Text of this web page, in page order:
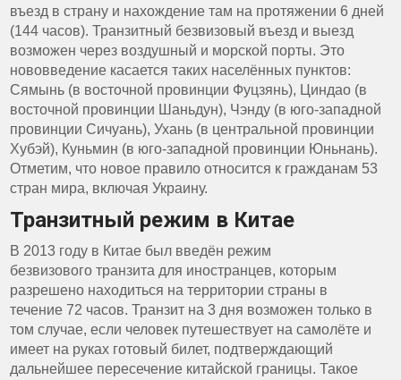
въезд в страну и нахождение там на протяжении 6 дней
(144 часов). Транзитный безвизовый въезд и выезд
возможен через воздушный и морской порты. Это
нововведение касается таких населённых пунктов:
Сямынь (в восточной провинции Фуцзянь), Циндао (в
восточной провинции Шаньдун), Чэнду (в юго-западной
провинции Сичуань), Ухань (в центральной провинции
Хубэй), Куньмин (в юго-западной провинции Юньнань).
Отметим, что новое правило относится к гражданам 53
стран мира, включая Украину.
Транзитный режим в Китае
В 2013 году в Китае был введён режим
безвизового транзита для иностранцев, которым
разрешено находиться на территории страны в
течение 72 часов. Транзит на 3 дня возможен только в
том случае, если человек путешествует на самолёте и
имеет на руках готовый билет, подтверждающий
дальнейшее пересечение китайской границы. Такое